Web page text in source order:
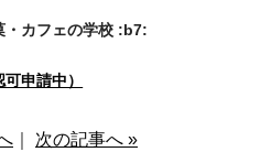
・カフェの学校 :b7:
申請中）
次の記事へ »